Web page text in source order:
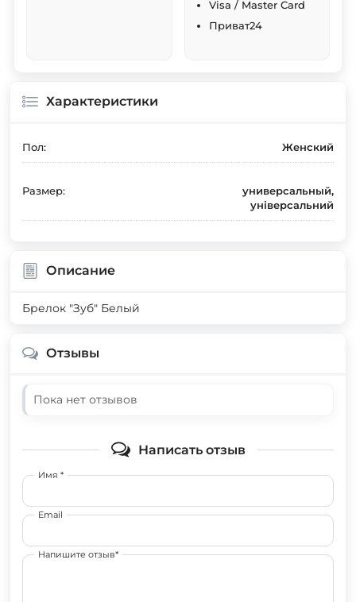
Visa / Master Card
Приват24
Характеристики
Пол: Женский
Размер:
универсальный,
універсальний
Описание
Брелок "Зуб" Белый
Отзывы
Пока нет отзывов
Написать отзыв
Имя *
Email
Напишите отзыв*